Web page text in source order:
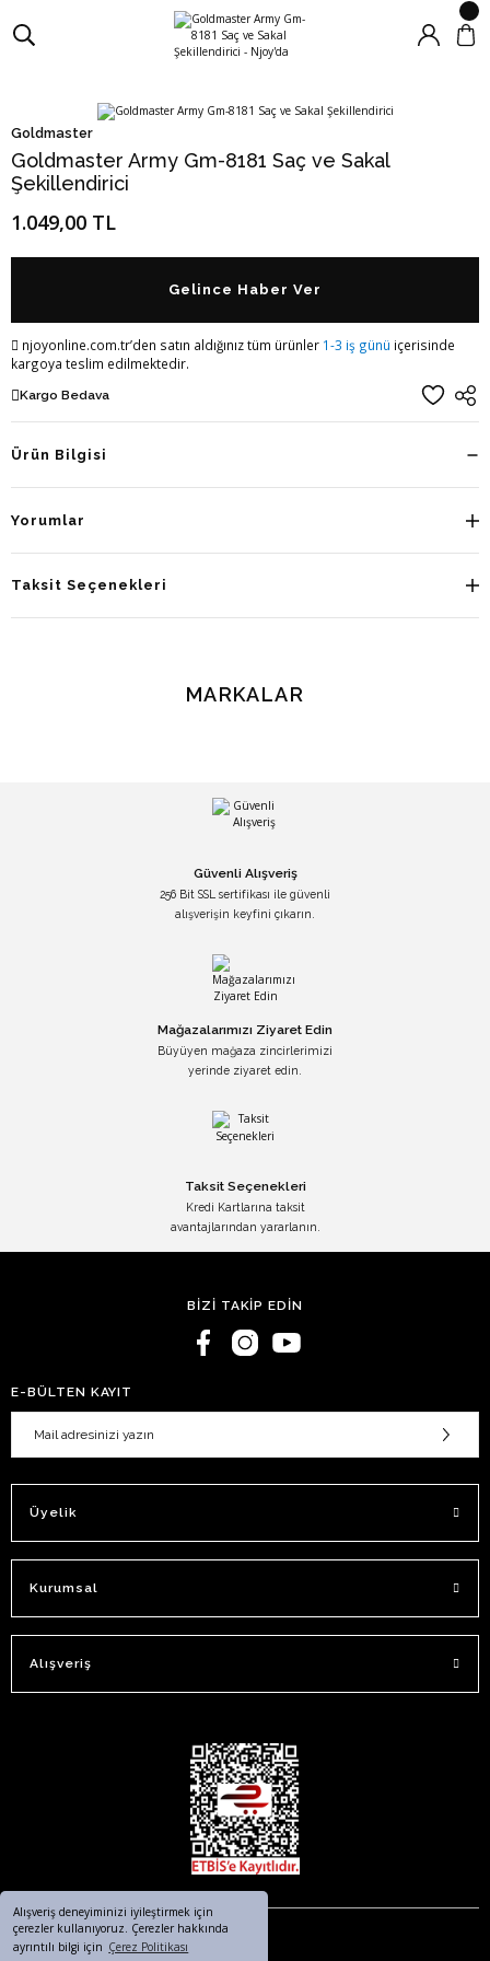
Alışveriş deneyiminizi iyileştirmek için
çerezler kullanıyoruz. Çerezler hakkında
ayrıntılı bilgi için Çerez Politikası
Goldmaster
Goldmaster Army Gm-8181 Saç ve Sakal
Şekillendirici
1.049,00 TL
Gelince Haber Ver
njoyonline.com.tr’den satın aldığınız tüm ürünler 1-3 iş günü içerisinde
kargoya teslim edilmektedir.
Kargo Bedava
Ürün Bilgisi
Yorumlar
Taksit Seçenekleri
MARKALAR
Güvenli Alışveriş
256 Bit SSL sertifikası ile güvenli
alışverişin keyfini çıkarın.
Mağazalarımızı Ziyaret Edin
Büyüyen mağaza zincirlerimizi
yerinde ziyaret edin.
Taksit Seçenekleri
Kredi Kartlarına taksit
avantajlarından yararlanın.
BİZİ TAKİP EDİN
E-BÜLTEN KAYIT
Üyelik
Kurumsal
Alışveriş